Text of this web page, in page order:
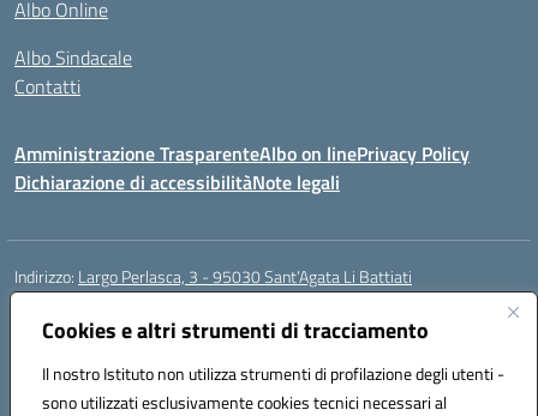
Cookies e altri strumenti di tracciamento
Il nostro Istituto non utilizza strumenti di profilazione degli utenti -
sono utilizzati esclusivamente cookies tecnici necessari al
Albo Online
Albo Sindacale
Contatti
Amministrazione TrasparenteAlbo on linePrivacy Policy
Dichiarazione di accessibilitàNote legali
Indirizzo: Largo Perlasca, 3 - 95030 Sant’Agata Li Battiati
Centralino:
ctic8bl002@istruzione.it
Posta elettronica certificata (PEC):ctic8bl002@pec.istruzione.it
Codice fiscale: 93253680875
Codice meccanografico:CTIC8BL002